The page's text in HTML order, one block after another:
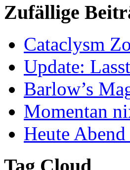
Zufällige
Cataclysm
Update:
Barlow’s
Momentan
Heute